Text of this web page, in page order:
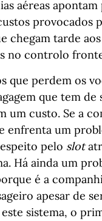
aéreas
provocados
chegam tarde
no controlo
que perdem os
que tem de
um custo. Se a
enfrenta um
pelo slot
Há ainda um
é a
apesar de
sistema, o